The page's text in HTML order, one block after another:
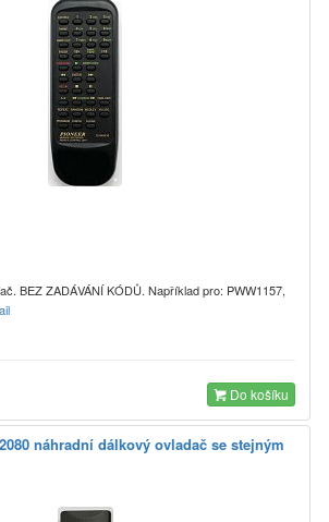
BEZ ZADÁVÁNÍ KÓDŮ. Například pro: PWW1157,
Do košíku
náhradní dálkový ovladač se stejným